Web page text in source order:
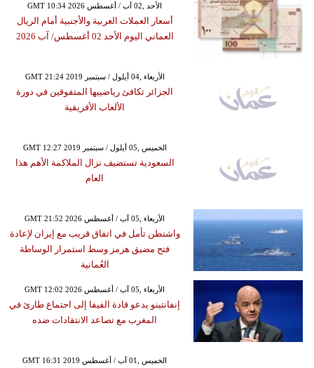
GMT 10:34 2026 الأحد ,02 آب / أغسطس
أسعار العملات العربية والأجنبية أمام الريال
العماني اليوم الأحد 02 أغسطس/ آب 2026
GMT 21:24 2019 الأربعاء ,04 أيلول / سبتمبر
الجزائر تكافئ رياضييها المتفوقين في دورة
الألعاب الأفريقية
GMT 12:27 2019 الخميس ,05 أيلول / سبتمبر
السعودية تستضيف نزال الملاكمة الأهم هذا
العام
GMT 21:52 2026 الأربعاء ,05 آب / أغسطس
واشنطن تأمل في اتفاق قريب مع إيران لإعادة
فتح مضيق هرمز وسط استمرار الوساطة
العُمانية
GMT 12:02 2026 الأربعاء ,05 آب / أغسطس
إنفانتينو يدعو قادة الفيفا إلى اجتماع طارئ في
المغرب مع تصاعد الانتقادات ضده
GMT 16:31 2019 الخميس ,01 آب / أغسطس